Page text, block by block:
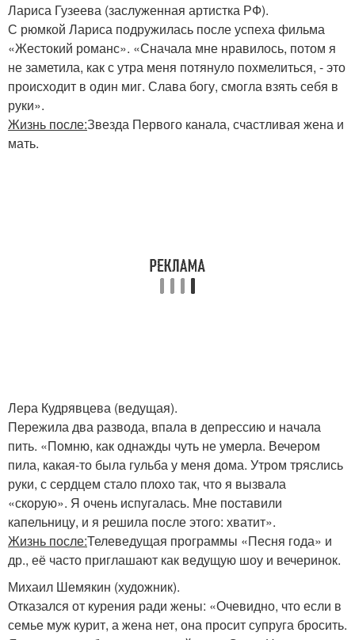
Лариса Гузеева (заслуженная артистка РФ).
С рюмкой Лариса подружилась после успеха фильма
«Жестокий романс». «Сначала мне нравилось, потом я
не заметила, как с утра меня потянуло похмелиться, - это
происходит в один миг. Слава богу, смогла взять себя в
руки».
Жизнь после:Звезда Первого канала, счастливая жена и
мать.
Лера Кудрявцева (ведущая).
Пережила два развода, впала в депрессию и начала
пить. «Помню, как однажды чуть не умерла. Вечером
пила, какая-то была гульба у меня дома. Утром тряслись
руки, с сердцем стало плохо так, что я вызвала
«скорую». Я очень испугалась. Мне поставили
капельницу, и я решила после этого: хватит».
Жизнь после:Телеведущая программы «Песня года» и
др., её часто приглашают как ведущую шоу и вечеринок.
Михаил Шемякин (художник).
Отказался от курения ради жены: «Очевидно, что если в
семье муж курит, а жена нет, она просит супруга бросить.